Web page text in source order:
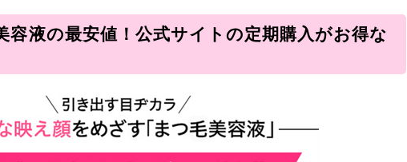
容液の最安値！公式サイトの定期購入がお得な